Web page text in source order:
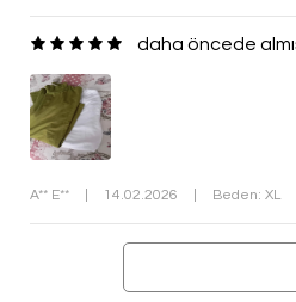
daha öncede
A** E** 14.02.2026 Beden: XL